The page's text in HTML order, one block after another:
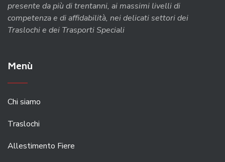
presente da più di trentanni, ai massimi livelli di
competenza e di affidabilità, nei delicati settori dei
Traslochi e dei Trasporti Speciali
Menù
Chi siamo
Traslochi
Allestimento Fiere